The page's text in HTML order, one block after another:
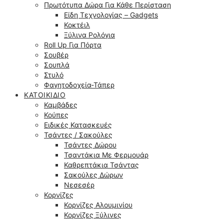
Πρωτότυπα Δώρα Για Κάθε Περίσταση
Είδη Τεχνολογίας – Gadgets
Κοκτέιλ
Ξύλινα Ρολόγια
Roll Up Για Πόρτα
Σουβέρ
Σουπλά
Στυλό
Φαγητοδοχεία-Τάπερ
ΚΑΤΟΙΚΊΔΙΟ
Καμβάδες
Κούπες
Ειδικές Κατασκευές
Τσάντες / Σακούλες
Τσάντες Δώρου
Τσαντάκια Με Φερμουάρ
Καθρεπτάκια Τσάντας
Σακούλες Δώρων
Νεσεσέρ
Κορνίζες
Κορνίζες Αλουμινίου
Κορνίζες Ξύλινες